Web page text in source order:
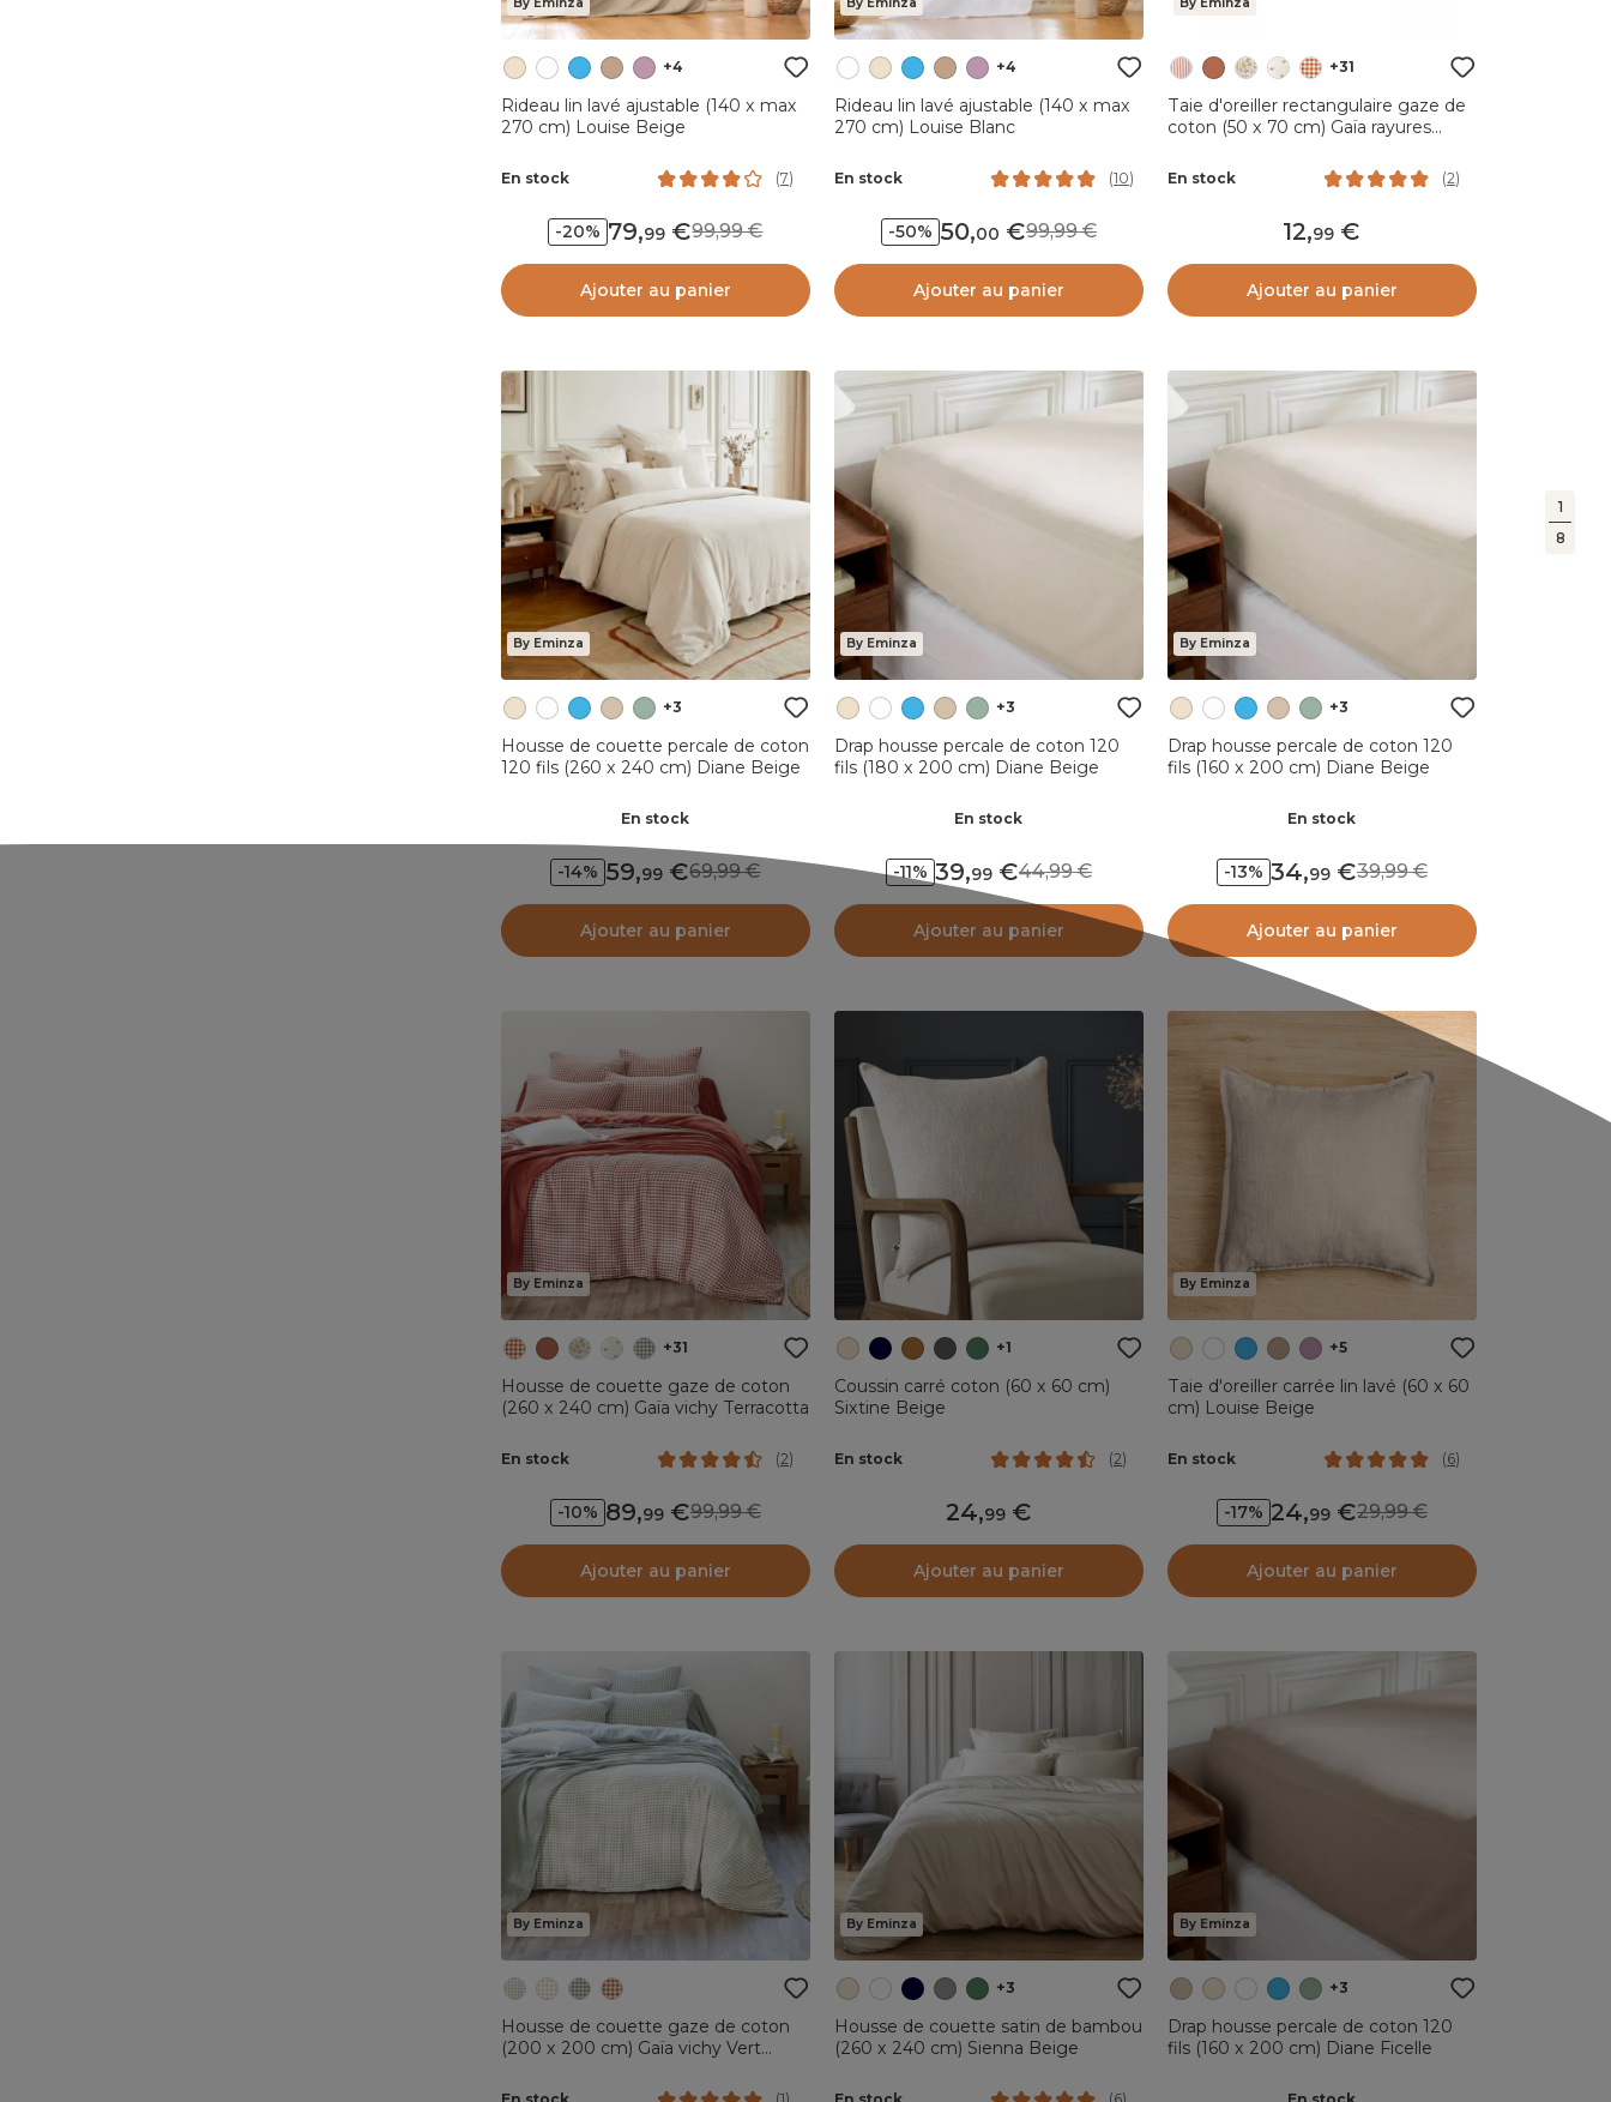
1
8
By Eminza
+4
Rideau lin lavé ajustable (140 x max
270 cm) Louise Beige
En stock (7)
-20% 79,99 99,99
Ajouter au panier
By Eminza
+4
Rideau lin lavé ajustable (140 x max
270 cm) Louise Blanc
En stock (10)
-50% 50,00 99,99
Ajouter au panier
By Eminza
+31
Taie d'oreiller rectangulaire gaze de
coton (50 x 70 cm) Gaïa rayures
En stock (2)
12,99
Ajouter au panier
By Eminza
+3
Housse de couette percale de coton
120 fils (260 x 240 cm) Diane Beige
En stock
-14% 59,99 69,99
Ajouter au panier
By Eminza
+3
Drap housse percale de coton 120
fils (180 x 200 cm) Diane Beige
En stock
-11% 39,99 44,99
Ajouter au panier
By Eminza
+3
Drap housse percale de coton 120
fils (160 x 200 cm) Diane Beige
En stock
-13% 34,99 39,99
Ajouter au panier
By Eminza
+31
Housse de couette gaze de coton
(260 x 240 cm) Gaïa vichy Terracotta
En stock (2)
-10% 89,99 99,99
Ajouter au panier
+1
Coussin carré coton (60 x 60 cm)
Sixtine Beige
En stock (2)
24,99
Ajouter au panier
By Eminza
+5
Taie d'oreiller carrée lin lavé (60 x 60
cm) Louise Beige
En stock (6)
-17% 24,99 29,99
Ajouter au panier
By Eminza
Housse de couette gaze de coton
(200 x 200 cm) Gaïa vichy Vert
By Eminza
+3
Housse de couette satin de bambou
(260 x 240 cm) Sienna Beige
By Eminza
+3
Drap housse percale de coton 120
fils (160 x 200 cm) Diane Ficelle